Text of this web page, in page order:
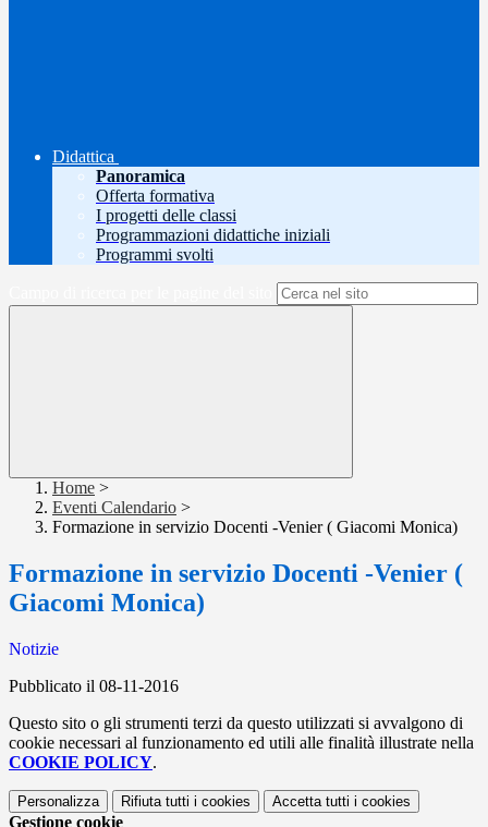
Didattica
Panoramica
Offerta formativa
I progetti delle classi
Programmazioni didattiche iniziali
Programmi svolti
Home >
Eventi Calendario >
Formazione in servizio Docenti -Venier ( Giacomi Monica)
Formazione in servizio Docenti -Venier (
Giacomi Monica)
Notizie
Pubblicato il 08-11-2016
Questo sito o gli strumenti terzi da questo utilizzati si avvalgono di
cookie necessari al funzionamento ed utili alle finalità illustrate nella
COOKIE POLICY.
Personalizza Rifiuta tutti i cookies Accetta tutti i cookies
Gestione cookie